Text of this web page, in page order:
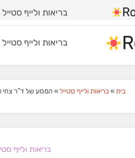
בריאות ולייף סטייל
בריאות ולייף סטייל
בית»בריאות ולייף סטייל» המסע של ד"ר צחי
בריאות ולייף